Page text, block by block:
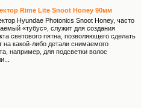
Rime Lite Snoot Honey 90мм
Hyundae Photonics Snoot Honey, часто
«тубус», служит для создания
светового пятна, позволяющего сделать
на какой-либо детали снимаемого
например, для подсветки волос